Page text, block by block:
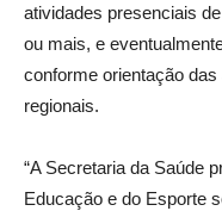
atividades presenciais
ou mais, e
conforme orientação
regionais.
“A Secretaria da Saúde
Educação e do Esporte